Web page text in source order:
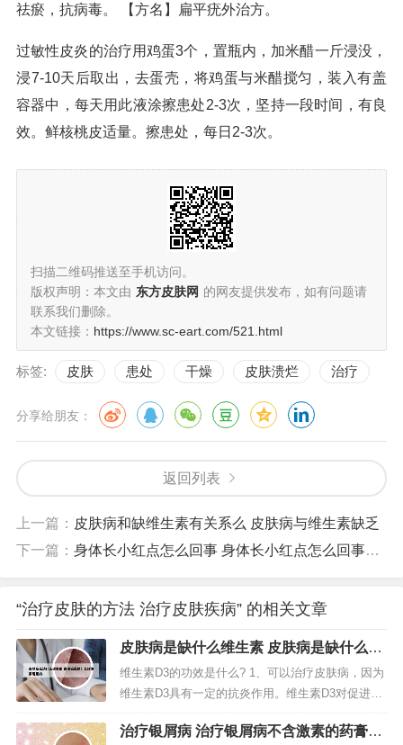
祛瘀，抗病毒。 【方名】扁平疣外治方。
过敏性皮炎的治疗用鸡蛋3个，置瓶内，加米醋一斤浸没，
浸7-10天后取出，去蛋壳，将鸡蛋与米醋搅匀，装入有盖
容器中，每天用此液涂擦患处2-3次，坚持一段时间，有良
效。鲜核桃皮适量。擦患处，每日2-3次。
扫描二维码推送至手机访问。
版权声明：本文由 东方皮肤网 的网友提供发布，如有问题请
联系我们删除。
本文链接： https://www.sc-eart.com/521.html
标签: 皮肤 患处 干燥 皮肤溃烂 治疗
分享给朋友：
返回列表
上一篇： 皮肤病和缺维生素有关系么 皮肤病与维生素缺乏
下一篇： 身体长小红点怎么回事 身体长小红点怎么回事图片
“治疗皮肤的方法 治疗皮肤疾病” 的相关文章
皮肤病是缺什么维生素 皮肤病是缺什么维
生素引起的
维生素D3的功效是什么? 1、可以治疗皮肤病，因为
维生素D3具有一定的抗炎作用。维生素D3对促进烧
伤愈合和减淡皮肤疤痕有帮助。2、维生素d3的主要
功能是帮助人体达到促进钙磷吸收的效果。以一种
治疗银屑病 治疗银屑病不含激素的药膏有